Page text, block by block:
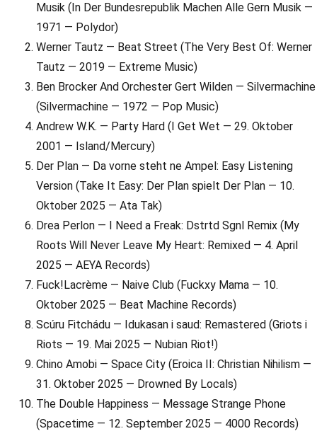
Musik (In Der Bundesrepublik Machen Alle Gern Musik —
1971 — Polydor)
Werner Tautz — Beat Street (The Very Best Of: Werner
Tautz — 2019 — Extreme Music)
Ben Brocker And Orchester Gert Wilden — Silvermachine
(Silvermachine — 1972 — Pop Music)
Andrew W.K. — Party Hard (I Get Wet — 29. Oktober
2001 — Island/Mercury)
Der Plan — Da vorne steht ne Ampel: Easy Listening
Version (Take It Easy: Der Plan spielt Der Plan — 10.
Oktober 2025 — Ata Tak)
Drea Perlon — I Need a Freak: Dstrtd Sgnl Remix (My
Roots Will Never Leave My Heart: Remixed — 4. April
2025 — AEYA Records)
Fuck!Lacrème — Naive Club (Fuckxy Mama — 10.
Oktober 2025 — Beat Machine Records)
Scúru Fitchádu — Idukasan i saud: Remastered (Griots i
Riots — 19. Mai 2025 — Nubian Riot!)
Chino Amobi — Space City (Eroica II: Christian Nihilism —
31. Oktober 2025 — Drowned By Locals)
The Double Happiness — Message Strange Phone
(Spacetime — 12. September 2025 — 4000 Records)